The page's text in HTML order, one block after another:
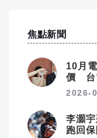
焦點新聞
10月
價 台
補
2026-
李灝
跑回